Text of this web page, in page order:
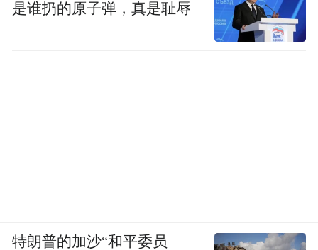
是谁扔的原子弹，真是耻辱
特朗普的加沙“和平委员